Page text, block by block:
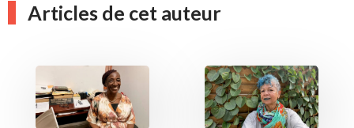
Articles de cet auteur